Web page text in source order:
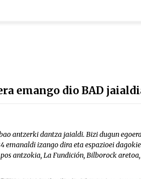
emango dio BAD
antzerki dantza jaialdi. Bizi dugun
izango dira eta espazioei
antzokia, La Fundición, Bilborock